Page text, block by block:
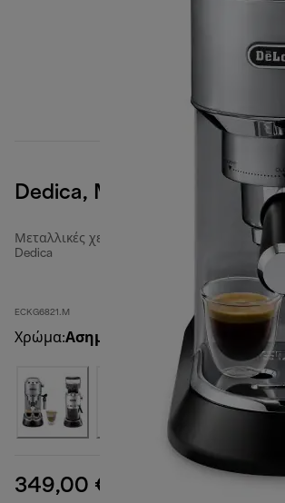
Dedica, Metal
Μεταλλικές χειροκίνητες καφετιέρες espresso
Dedica
ECKG6821.M
Χρώμα:Ασημί
349,00 €